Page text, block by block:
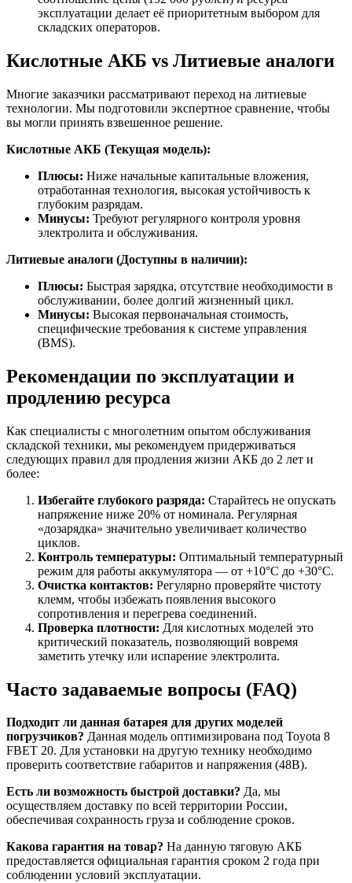
эксплуатации делает её приоритетным выбором для
складских операторов.
Кислотные АКБ vs Литиевые аналоги
Многие заказчики рассматривают переход на литиевые
технологии. Мы подготовили экспертное сравнение, чтобы
вы могли принять взвешенное решение.
Кислотные АКБ (Текущая модель):
Плюсы: Ниже начальные капитальные вложения,
отработанная технология, высокая устойчивость к
глубоким разрядам.
Минусы: Требуют регулярного контроля уровня
электролита и обслуживания.
Литиевые аналоги (Доступны в наличии):
Плюсы: Быстрая зарядка, отсутствие необходимости в
обслуживании, более долгий жизненный цикл.
Минусы: Высокая первоначальная стоимость,
специфические требования к системе управления
(BMS).
Рекомендации по эксплуатации и
продлению ресурса
Как специалисты с многолетним опытом обслуживания
складской техники, мы рекомендуем придерживаться
следующих правил для продления жизни АКБ до 2 лет и
более:
Избегайте глубокого разряда: Старайтесь не опускать
напряжение ниже 20% от номинала. Регулярная
«дозарядка» значительно увеличивает количество
циклов.
Контроль температуры: Оптимальный температурный
режим для работы аккумулятора — от +10°C до +30°C.
Очистка контактов: Регулярно проверяйте чистоту
клемм, чтобы избежать появления высокого
сопротивления и перегрева соединений.
Проверка плотности: Для кислотных моделей это
критический показатель, позволяющий вовремя
заметить утечку или испарение электролита.
Часто задаваемые вопросы (FAQ)
Подходит ли данная батарея для других моделей
погрузчиков? Данная модель оптимизирована под Toyota 8
FBET 20. Для установки на другую технику необходимо
проверить соответствие габаритов и напряжения (48В).
Есть ли возможность быстрой доставки? Да, мы
осуществляем доставку по всей территории России,
обеспечивая сохранность груза и соблюдение сроков.
Какова гарантия на товар? На данную тяговую АКБ
предоставляется официальная гарантия сроком 2 года при
соблюдении условий эксплуатации.